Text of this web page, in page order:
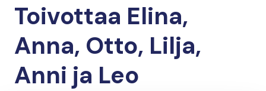
Toivottaa Elina,
Anna, Otto, Lilja,
Anni ja Leo